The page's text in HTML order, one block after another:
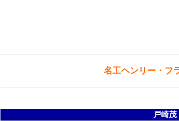
名工ヘンリー・フ
戸崎茂